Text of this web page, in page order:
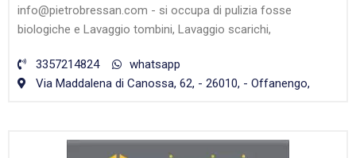
info@pietrobressan.com - si occupa di pulizia fosse
biologiche e Lavaggio tombini, Lavaggio scarichi,
3357214824
whatsapp
Via Maddalena di Canossa, 62, - 26010, - Offanengo,